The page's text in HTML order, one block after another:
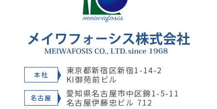
本社 東京都新宿区新宿1-14-2
KI御苑前ビル
名古屋 愛知県名古屋市中区錦1-5-11
名古屋伊藤忠ビル 712